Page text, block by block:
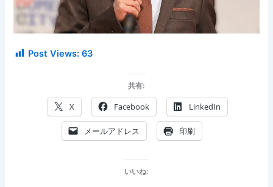
Post Views: 63
共有:
X Facebook LinkedIn
メールアドレス 印刷
いいね: